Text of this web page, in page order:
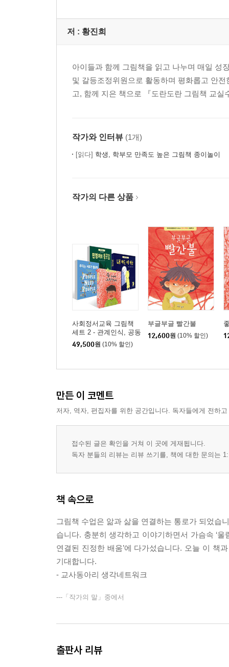
저 : 황진희
아이들과 함께 그림책을 읽고 나누며 매일 성
및 갈등조정위원으로 활동하며 평화롭고 안
고, 함께 지은 책으로 『도란도란 그림책 교
작가와 인터뷰 (1개)
[읽다] 학생, 학부모 만족도 높은 그림책 종이놀이
작가의 다른 상품
사회정서교육 그림책
세트 2 - 관계인식, 공동
체
49,500원 (10% 할인)
부글부글 빨간불
12,600원 (10% 할인)
만든 이 코멘트
저자, 역자, 편집자를 위한 공간입니다. 독자들에게 전하
접수된 글은 확인을 거쳐 이 곳에 게재됩니다.
독자 분들의 리뷰는 리뷰 쓰기를, 책에 대한 문의는
책 속으로
그림책 수업은 앎과 삶을 연결하는 통로가 되었습
습니다. 충분히 생각하고 이야기하면서 가슴속 ‘
연결된 진정한 배움’에 다가섰습니다. 오늘 이 책
기대합니다.
- 교사동아리 생각네트워크
---「작가의 말」중에서
출판사 리뷰